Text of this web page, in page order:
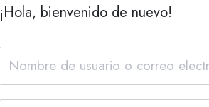
¡Hola, bienvenido de nuevo!